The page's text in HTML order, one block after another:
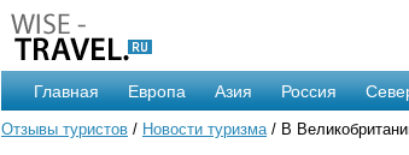
Главная Европа Азия Россия
Отзывы туристов / Новости туризма/ В